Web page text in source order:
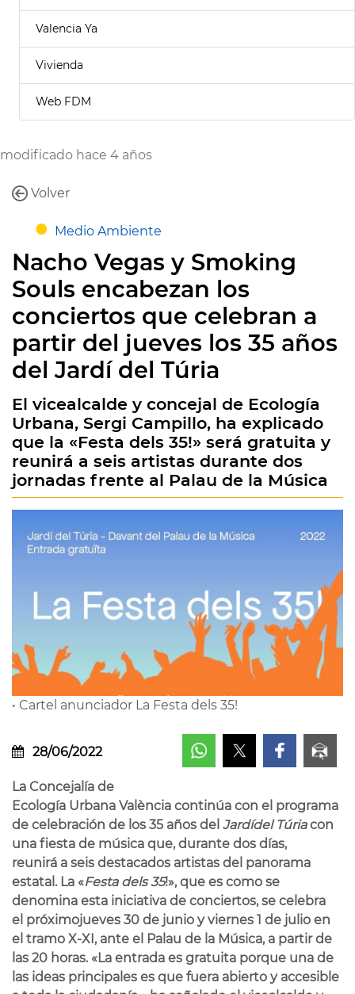
Valencia Ya
Vivienda
Web FDM
modificado hace 4 años
Volver
Medio Ambiente
Nacho Vegas y Smoking
Souls encabezan los
conciertos que celebran a
partir del jueves los 35 años
del Jardí del Túria
El vicealcalde y concejal de Ecología
Urbana, Sergi Campillo, ha explicado
que la «Festa dels 35!» será gratuita y
reunirá a seis artistas durante dos
jornadas frente al Palau de la Música
• Cartel anunciador La Festa dels 35!
28/06/2022
La Concejal ía de
Ecología Urbana Val ència continúa con el programa
de celebración de los 35 años del Jardídel Túriacon
una fiesta de música que, durante dos días,
reunirá a seis destacados artistas del panorama
estatal. La «Festadels 35!», que es como se
denomina esta iniciativa de conciertos,se celebra
el próximojueves 30 de junio y viernes 1 de julio en
el tramo X-XI, ante el Palau de la Música, a partir de
las 20 horas. «La entrada es gratuita porque una de
las ideas principales es que fuera abierto y accesible